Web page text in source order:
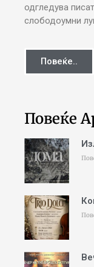
одгледува
слободоумни
Повеќе..
Повеќе